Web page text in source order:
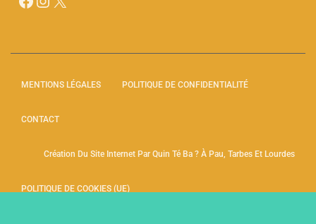
MENTIONS LÉGALES POLITIQUE DE CONFIDENTIALITÉ
CONTACT
Création Du Site Internet Par Quin Té Ba ? À Pau, Tarbes Et Lourdes
POLITIQUE DE COOKIES (UE)